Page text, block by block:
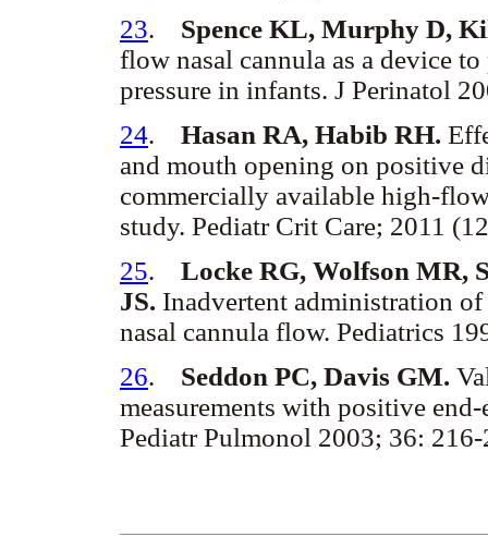
23. Spence KL, Murphy D,
flow nasal cannula as a device
pressure in infants. J Perinatol
24. Hasan RA, Habib RH.
and mouth opening on positive
commercially available high-
study. Pediatr Crit Care; 2011
25. Locke RG, Wolfson MR,
JS. Inadvertent administration
nasal cannula flow. Pediatrics
26. Seddon PC, Davis GM.
measurements with positive
Pediatr Pulmonol 2003; 36: